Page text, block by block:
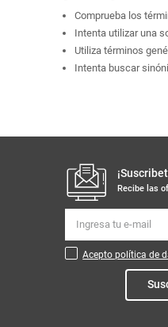
Comprueba los
Intenta utilizar una
Utiliza términos
Intenta buscar
Recibe las
Acepto política de